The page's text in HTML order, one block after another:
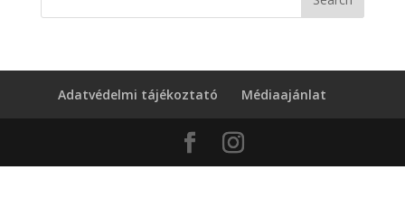
Adatvédelmi tájékoztató Médiaajánlat